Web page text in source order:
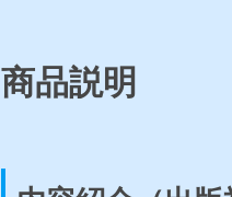
商品説明